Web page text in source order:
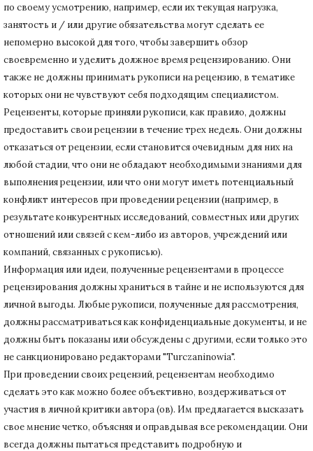
по своему усмотрению, например, если их текущая нагрузка,
занятость и / или другие обязательства могут сделать ее
непомерно высокой для того, чтобы завершить обзор
своевременно и уделить должное время рецензированию. Они
также не должны принимать рукописи на рецензию, в тематике
которых они не чувствуют себя подходящим специалистом.
Рецензенты, которые приняли рукописи, как правило, должны
предоставить свои рецензии в течение трех недель. Они должны
отказаться от рецензии, если становится очевидным для них на
любой стадии, что они не обладают необходимыми знаниями для
выполнения рецензии, или что они могут иметь потенциальный
конфликт интересов при проведении рецензии (например, в
результате конкурентных исследований, совместных или других
отношений или связей с кем-либо из авторов, учреждений или
компаний, связанных с рукописью).
Информация или идеи, полученные рецензентами в процессе
рецензирования должны храниться в тайне и не используются для
личной выгоды. Любые рукописи, полученные для рассмотрения,
должны рассматриваться как конфиденциальные документы, и не
должны быть показаны или обсуждены с другими, если только это
не санкционировано редакторами "Turczaninowia".
При проведении своих рецензий, рецензентам необходимо
сделать это как можно более объективно, воздерживаться от
участия в личной критики автора (ов). Им предлагается высказать
свое мнение четко, объясняя и оправдывая все рекомендации. Они
всегда должны пытаться представить подробную и